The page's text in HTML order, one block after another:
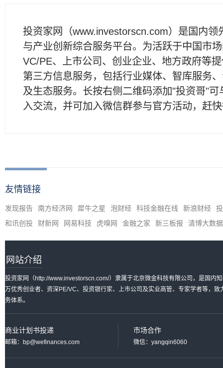
投资家网（www.investorscn.com）是国内领
与产业创新综合服务平台。为活跃于中国市
VC/PE、上市公司、创业企业、地方政府等
第三方信息服务，包括行业媒体、智库服务
及生态服务。长按右侧二维码添加"投资哥"可
入交流，并可加入微信群参与官方活动，赶
友情链接
发现报告 南方经济网 犀牛之星 泡财经 科技金融在线 新浪财经
和讯创投
财新网 网易科技 虎嗅网 金融之家 新三板报 清博大数据
网站介绍
投资家网（http://www.investorscn.com/）隶属于北京微金科技有限公司，是国内
万优秀创业者、资深PE/VC、投资银行家、上市公司及实业高管、专家学者等，
务体系。
商业计划书投递
邮箱：bp@wefinances.com
市场合作
微信：yangqin6060